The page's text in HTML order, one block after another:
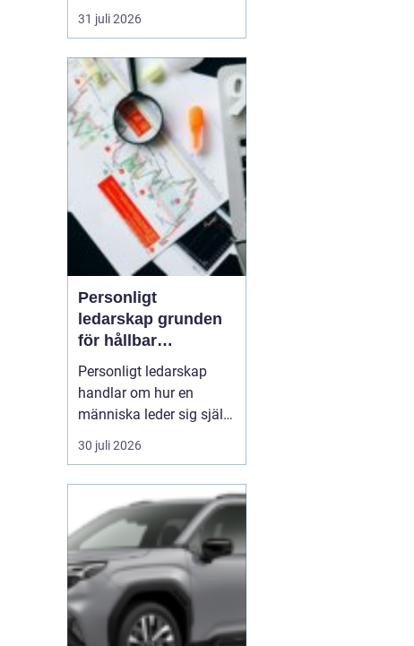
blir för tungt, för högt
eller för brett för vanliga
dispens, noggrann
planering och väl
inarbetade rutiner. Rätt
utförd blir transporten
både säker, laglig ...
31 juli 2026
Personligt
ledarskap grunden
för hållbar
utveckling och
verklig förändring
Personligt ledarskap
handlar om hur en
människa leder sig själv
i vardagen: i beslut,
relationer, konflikter och
ledare har god självinsikt
och tränar på att vara
närvarande i nuet,
påverkar det direkt
kulturen, samarbetet och
res...
30 juli 2026